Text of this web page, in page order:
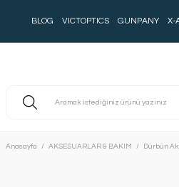
BLOG VICTOPTICS GUNPANY X-
Anasayfa AKSESUARLAR & BAKIM Dürbün